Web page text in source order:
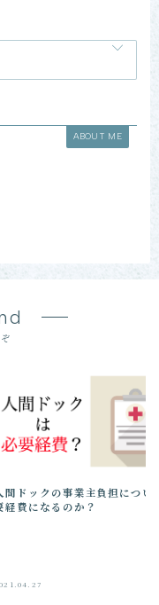
ABOUT ME
間ドックの事業主負担につい
経費になるのか？